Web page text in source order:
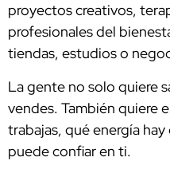
proyectos creativos,
profesionales del
tiendas, estudios o
La gente no solo quiere
vendes. También quiere
trabajas, qué energía
puede confiar en ti.